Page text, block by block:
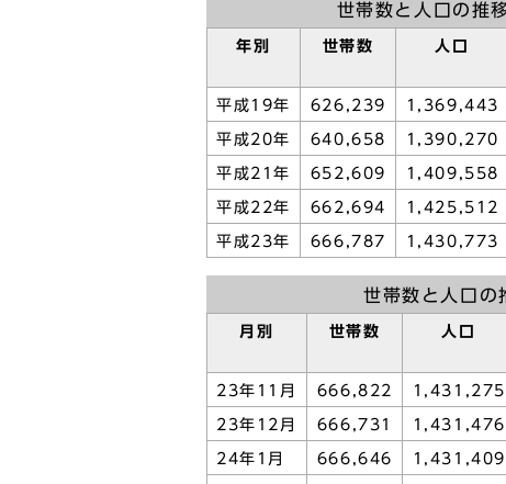
世帯数と人口の推
年別 世帯数 人口
平成19年 626,239 1,369,443
平成20年 640,658 1,390,270
平成21年 652,609 1,409,558
平成22年 662,694 1,425,512
平成23年 666,787 1,430,773
世帯数と人口
月別 世帯数 人口
23年11月 666,822 1,431,275
23年12月 666,731 1,431,476
24年1月 666,646 1,431,409